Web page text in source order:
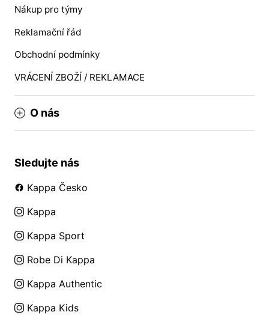
Nákup pro týmy
Reklamační řád
Obchodní podmínky
VRÁCENÍ ZBOŽÍ / REKLAMACE
O nás
Sledujte nás
Kappa Česko
Kappa
Kappa Sport
Robe Di Kappa
Kappa Authentic
Kappa Kids